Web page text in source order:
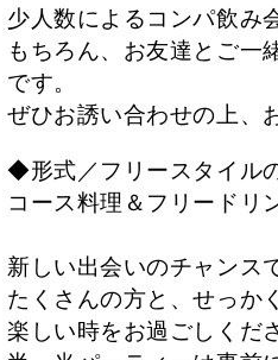
少人数によるコンパ飲み
もちろん、お友達とご一
です。
ぜひお誘い合わせの上、
◆形式／フリースタイル
コース料理＆フリードリ
新しい出会いのチャンス
たくさんの方と、せっか
楽しい時をお過ごしくだ